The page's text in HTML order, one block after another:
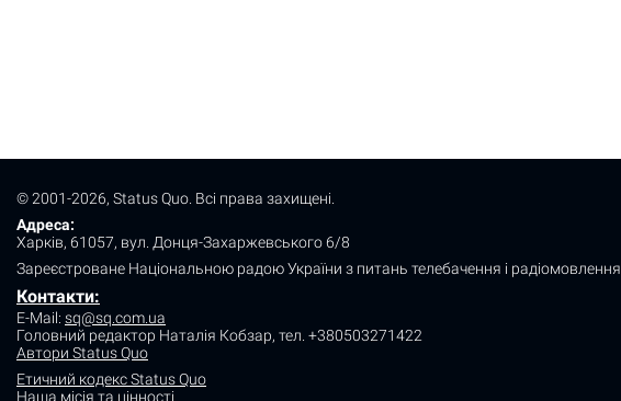
© 2001-2026, Status Quo. Всі права захищені.
Адреса:
Харків, 61057, вул. Донця-Захаржевського 6/8
Зареєстроване Національною радою України з питань телебачення і радіомовлення.
Контакти:
E-Mail: sq@sq.com.ua
Головний редактор Наталія Кобзар, тел. +380503271422
Автори Status Quo
Етичний кодекс Status Quo
Наша місія та цінності